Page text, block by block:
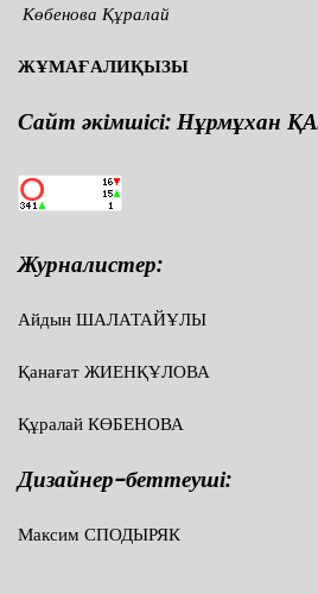
Көбенова Құралай
ЖҰМАҒАЛИҚЫЗЫ
Сайт әкімшісі: Нұрмұхан
Журналистер:
Айдын ШАЛАТАЙҰЛЫ
Қанағат ЖИЕНҚҰЛОВА
Құралай КӨБЕНОВА
Дизайнер-беттеуші:
Максим СПОДЫРЯК